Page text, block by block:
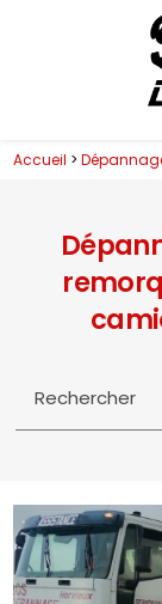
Accueil >
Rechercher
Panneau de